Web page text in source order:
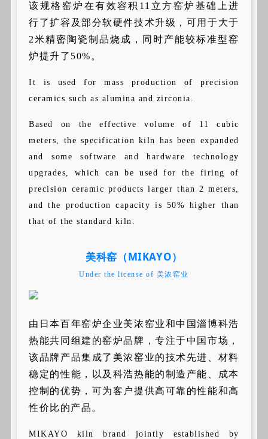
该规格窑炉在有效容积11立方窑炉基础上进
行了扩容及部分软硬件技术升级，可用于大于
2米精密陶瓷制品烧成，同时产能较标准型窑
炉提升了50%。
It is used for mass production of precision
ceramics such as alumina and zirconia.
Based on the effective volume of 11 cubic
meters, the specification kiln has been expanded
and some software and hardware technology
upgrades, which can be used for the firing of
precision ceramic products larger than 2 meters,
and the production capacity is 50% higher than
that of the standard kiln.
美科窑（MIKAYO）
Under the license of 美浓窑业
由日本百年窑炉企业美浓窑业和中国淄博科浩
热能共同组建的窑炉品牌，专注于中国市场，
该品牌产品集成了美浓窑业的技术先进、材料
稳定的性能，以及科浩热能的制造产能、成本
控制的优势，可为客户提供高可靠的性能和高
性价比的产品。
MIKAYO kiln brand jointly established by